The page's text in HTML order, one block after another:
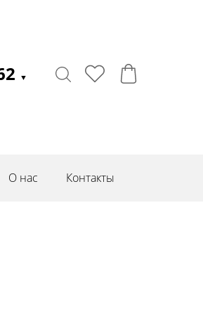
▼
О нас Контакты